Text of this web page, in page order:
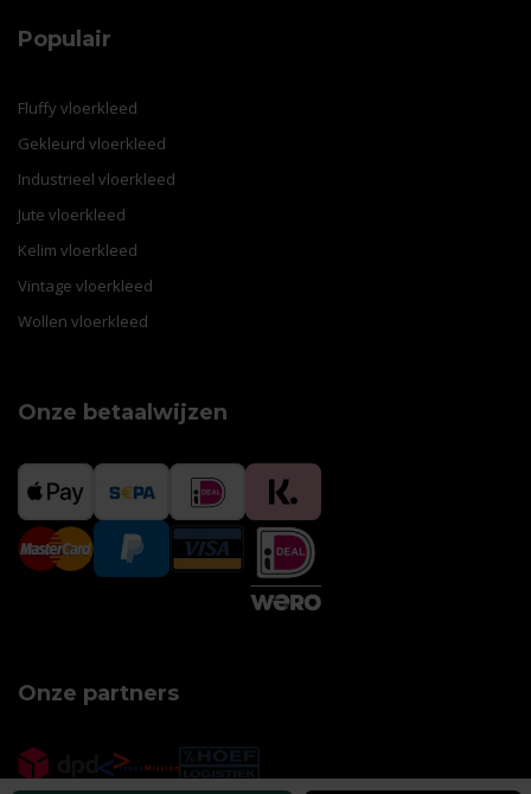
Populair
Fluffy vloerkleed
Gekleurd vloerkleed
Industrieel vloerkleed
Jute vloerkleed
Kelim vloerkleed
Vintage vloerkleed
Wollen vloerkleed
Onze betaalwijzen
Onze partners